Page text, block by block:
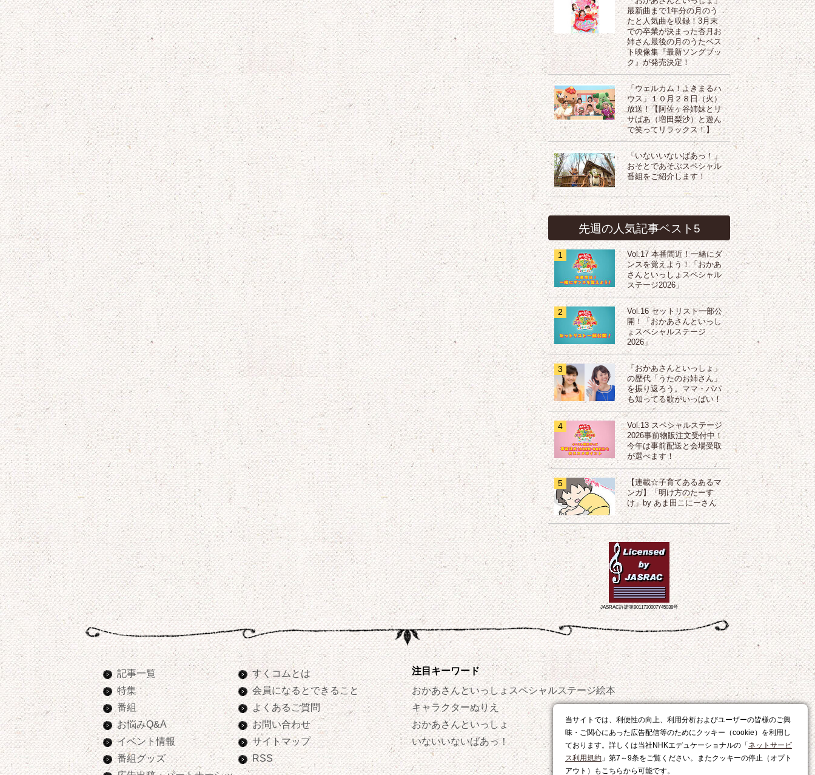
当サイトでは、利便性の向上、利用分析およびユーザーの皆様のご興
味・ご関心にあった広告配信等のためにクッキー（cookie）を利用し
ております。詳しくは当社NHKエデュケーショナルの「 ネットサービ
ス利用規約 」第7～9条をご覧ください。またクッキーの停止（オプト
アウト）もこちらから可能です。
最新曲まで1年分の月のう
たと人気曲を収録！3月末
での卒業が決まった杏月お
姉さん最後の月のうたベス
ト映像集『最新ソングブッ
ク』が発売決定！
「ウェルカム！よきまるハ
ウス」１０月２８日（火）
放送！【阿佐ヶ谷姉妹とリ
サばあ（増田梨沙）と遊ん
で笑ってリラックス！】
「いないいないばあっ！」
おそとであそぶスペシャル
番組をご紹介します！
先週の人気記事ベスト5
1
Vol.17 本番間近！一緒にダ
ンスを覚えよう！「おかあ
さんといっしょスペシャル
ステージ2026」
2
Vol.16 セットリスト一部公
開！「おかあさんといっし
ょスペシャルステージ
2026」
3
「おかあさんといっしょ」
の歴代「うたのお姉さん」
を振り返ろう。ママ・パパ
も知ってる歌がいっぱい！
4
Vol.13 スペシャルステージ
2026事前物販注文受付中！
今年は事前配送と会場受取
が選べます！
5
【連載☆子育てあるあるマ
ンガ】「明け方のたーす
け」by あま田こにーさん
JASRAC許諾第9011730007Y45038号
記事一覧
特集
番組
お悩みQ&A
イベント情報
番組グッズ
すくコムとは
会員になるとできること
よくあるご質問
お問い合わせ
サイトマップ
RSS
注目キーワード
おかあさんといっしょスペシャルステージ
キャラクターぬりえ
おかあさんといっしょ
いないいないばあっ！
絵本
おやつ
レシピ